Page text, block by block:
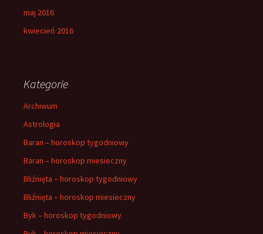
maj 2016
kwiecień 2016
Kategorie
Archiwum
Astrologia
Baran – horoskop tygodniowy
Baran – horoskop miesieczny
Bliźnięta – horoskop tygodniowy
Bliźnięta – horoskop miesieczny
Byk – horoskop tygodniowy